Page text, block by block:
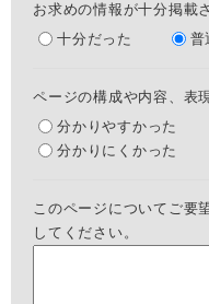
お求めの情報が十分掲載
十分だった
普
ページの構成や内容、表
分かりやすかった
分かりにくかった
このページについてご要
してください。